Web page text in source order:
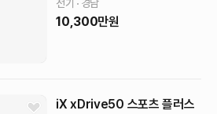
전기
경남
10,300만원
iX xDrive50 스포츠 플러스